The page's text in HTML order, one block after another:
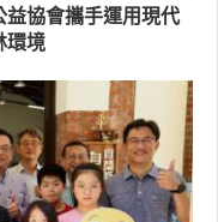
協會攜手運用現代
環境